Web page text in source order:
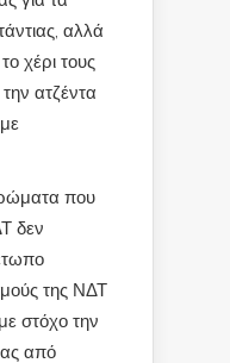
αλλά
χέρι τους
ατζέντα
που
δεν
της ΝΔΤ
στόχο την
από